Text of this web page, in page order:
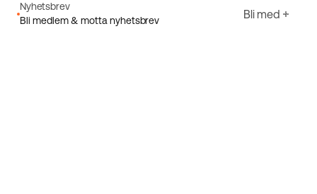
Nyhetsbrev
Bli medlem & motta nyhetsbrev
Bli med